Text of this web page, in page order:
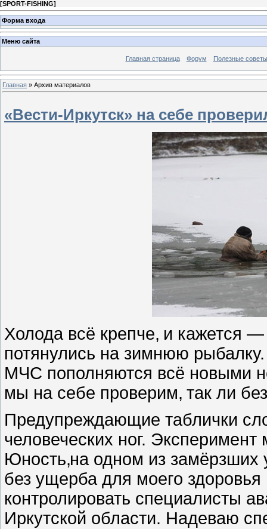
[SPORT-FISHING]
Форма входа
Меню сайта
Главная страница Форум Полезные советы
Главная » Архив материалов
«Вести-Иркутск» на себе
Холода всё крепче, и кажется
потянулись на зимнюю
МЧС пополняются всё новыми
мы на себе проверим,так ли
Предупреждающие таблички
человеческих ног.
Юность,на одном из замёрзших
без ущерба для моего
контролировать специалисты
Иркутской области. Надеваю